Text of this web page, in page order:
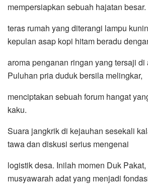
mempersiapkan sebuah hajatan
teras rumah yang diterangi lampu
kepulan asap kopi hitam beradu
aroma penganan ringan yang tersaji di
Puluhan pria duduk bersila melingkar,
menciptakan sebuah forum hangat
kaku.
Suara jangkrik di kejauhan sesekali
tawa dan diskusi serius mengenai
logistik desa. Inilah momen Duk
musyawarah adat yang menjadi